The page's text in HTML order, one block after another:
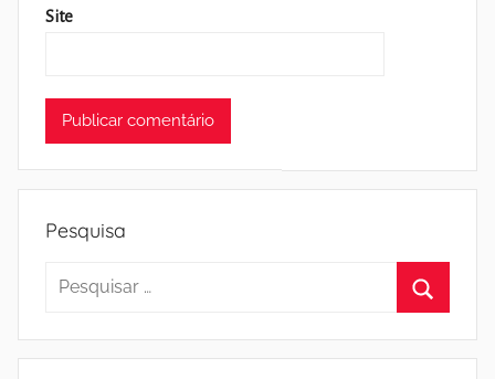
Site
Pesquisa
Pesquisar